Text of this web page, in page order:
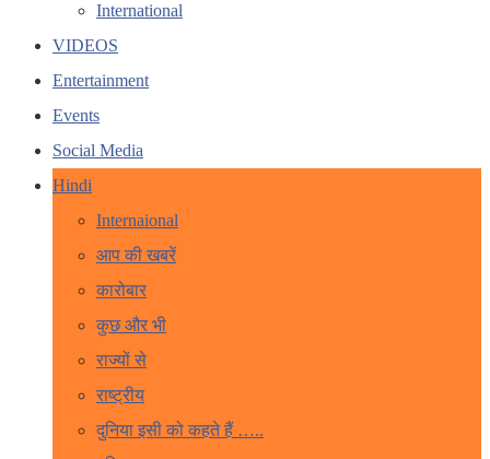
International
VIDEOS
Entertainment
Events
Social Media
Hindi
Internaional
आप की खबरें
कारोबार
कुछ और भी
राज्यों से
राष्ट्रीय
दुनिया इसी को कहते हैं …..